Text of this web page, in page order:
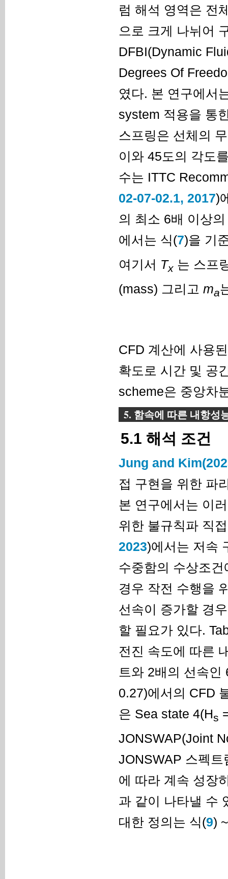
럼 해석 영역은 전
으로 크게 나뉘어
DFBI(Dynamic
Degrees Of
였다. 본 연구에서
system 적용을 통
스프링은 선체의
이와 45도의 각도
수는 ITTC
02-07-02.1, 2017)
의 최소 6배 이상
에서는 식(7)을 기
여기서 Tx 는 스프
(mass) 그리고 ma
CFD 계산에 사용
확도로 시간 및 공
scheme은 중앙차
5. 함속에 따른 내항성
5.1 해석 조건
Jung and
접 구현을 위한 파
본 연구에서는 이
위한 불규칙파 직
2023)에서는 저속
수중함의 수상조
경우 작전 수행을
선속이 증가할 경
할 필요가 있다.
전진 속도에 따른
트와 2배의 선속
0.27)에서의 CFD
은 Sea state 4(Hs
JONSWAP(Joint
JONSWAP 스펙
에 따라 계속 성장
과 같이 나타낼 수
대한 정의는 식(9)